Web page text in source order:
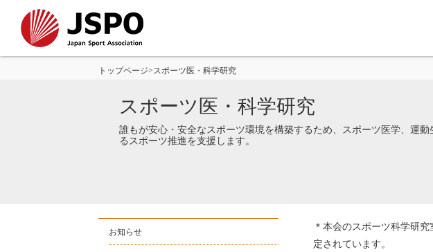
トップページ>スポーツ医・科学研究
スポーツ医・科学研究
誰もが安心・安全なスポーツ環境を構築するため、スポーツ医学、運
るスポーツ推進を支援します。
＊本会のスポーツ科学研
定されています。
お知らせ